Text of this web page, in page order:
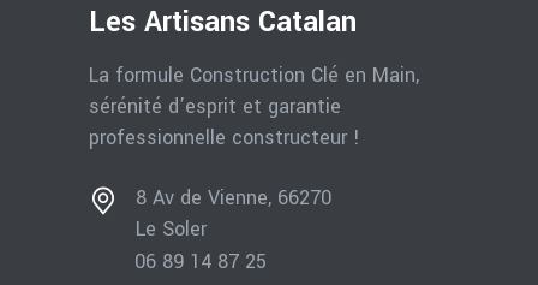
Les Artisans Catalan
La formule Construction Clé en Main,
sérénité d’esprit et garantie
professionnelle constructeur !
8 Av de Vienne, 66270
Le Soler
06 89 14 87 25